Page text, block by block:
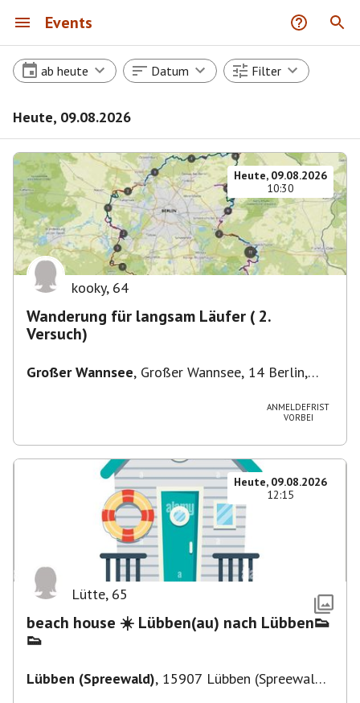
Events
ab heute Datum Filter
Heute, 09.08.2026
Heute, 09.08.2026
10:30
kooky, 64
Wanderung für langsam Läufer ( 2.
Versuch)
Großer Wannsee, Großer Wannsee, 14 Berlin,
ANMELDEFRIST
VORBEI
Heute, 09.08.2026
12:15
Lütte, 65
beach house ☀️ Lübben(au) nach Lübben👟
👟
Lübben (Spreewald), 15907 Lübben (Spreewald),